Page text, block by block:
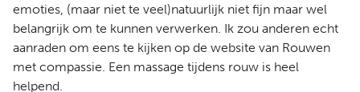
emoties, (maar niet te veel)natuurlijk niet fijn maar wel
belangrijk om te kunnen verwerken. Ik zou anderen echt
aanraden om eens te kijken op de website van Rouwen
met compassie. Een massage tijdens rouw is heel
helpend.